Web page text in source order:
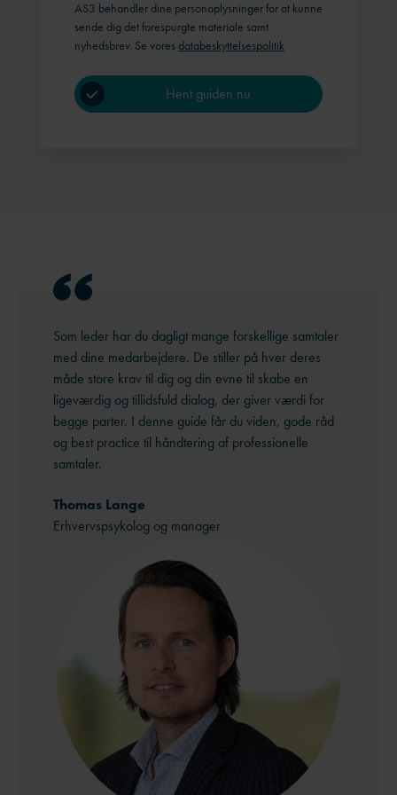
AS3 behandler dine personoplysninger for at kunne
sende dig det forespurgte materiale samt
nyhedsbrev. Se vores databeskyttelsespolitik
Som leder har du dagligt mange forskellige samtaler
med dine medarbejdere. De stiller på hver deres
måde store krav til dig og din evne til skabe en
ligeværdig og tillidsfuld dialog, der giver værdi for
begge parter. I denne guide får du viden, gode råd
og best practice til håndtering af professionelle
samtaler.
Thomas Lange
Erhvervspsykolog og manager